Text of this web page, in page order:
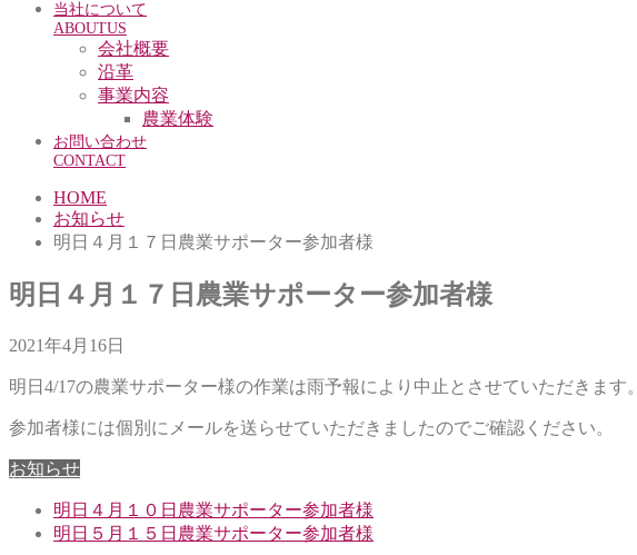
当社について
ABOUTUS
会社概要
沿革
事業内容
農業体験
お問い合わせ
CONTACT
HOME
お知らせ
明日４月１７日農業サポーター参加者様
明日４月１７日農業サポーター参加者様
2021年4月16日
明日4/17の農業サポーター様の作業は雨予報により中止とさせていただきます。
参加者様には個別にメールを送らせていただきましたのでご確認ください。
お知らせ
明日４月１０日農業サポーター参加者様
明日５月１５日農業サポーター参加者様